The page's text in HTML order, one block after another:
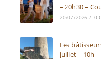
– 20h30 –
20/07/2026 / 0
Les
juillet – 10h